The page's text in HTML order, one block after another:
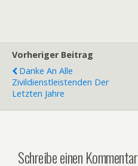
Vorheriger Beitrag
Danke An Alle
Zivildienstleistenden Der
Letzten Jahre
Schreibe einen Kommentar